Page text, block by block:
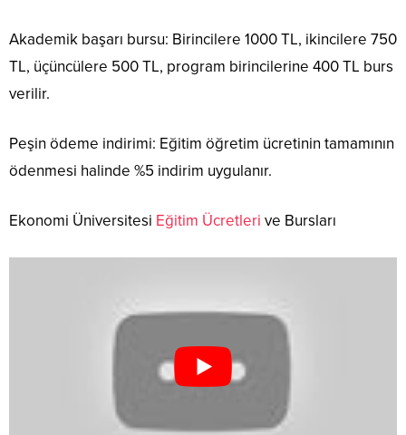
Akademik başarı bursu: Birincilere 1000 TL, ikincilere 750
TL, üçüncülere 500 TL, program birincilerine 400 TL burs
verilir.
Peşin ödeme indirimi: Eğitim öğretim ücretinin tamamının
ödenmesi halinde %5 indirim uygulanır.
Ekonomi Üniversitesi Eğitim Ücretleri ve Bursları